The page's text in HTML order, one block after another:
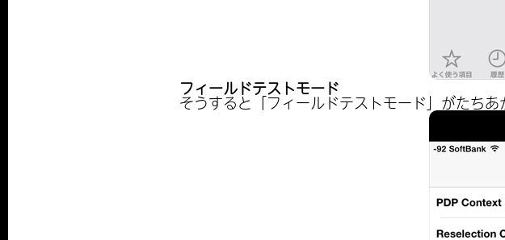
フィールドテストモード
そうすると「フィールドテストモード」がたちあ